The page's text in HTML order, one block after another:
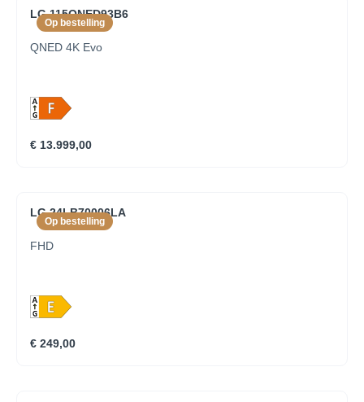
Op bestelling
LG 115QNED93B6
QNED 4K Evo
€ 13.999,00
Op bestelling
LG 24LB70006LA
FHD
€ 249,00